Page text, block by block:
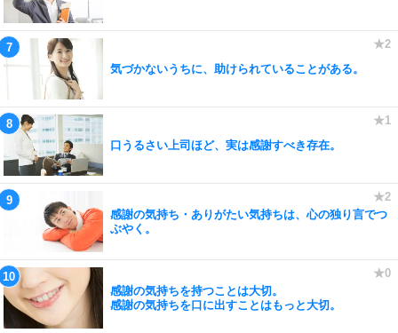
気づかないうちに、助けられていることがある。
口うるさい上司ほど、実は感謝すべき存在。
感謝の気持ち・ありがたい気持ちは、心の独り言でつ
ぶやく。
感謝の気持ちを持つことは大切。
感謝の気持ちを口に出すことはもっと大切。